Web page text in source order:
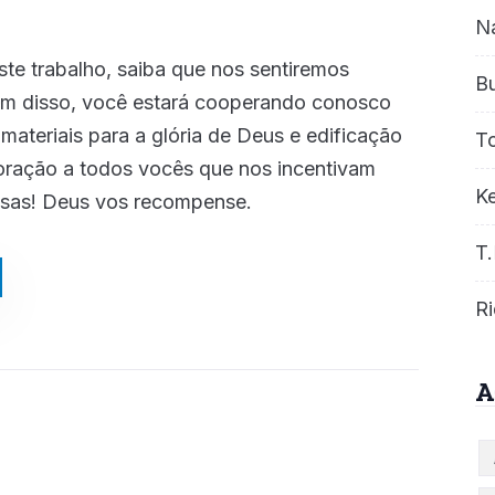
trabalho, saiba que nos sentiremos
disso, você estará cooperando conosco
para a glória de Deus e edificação
a todos vocês que nos incentivam
Deus vos recompense.